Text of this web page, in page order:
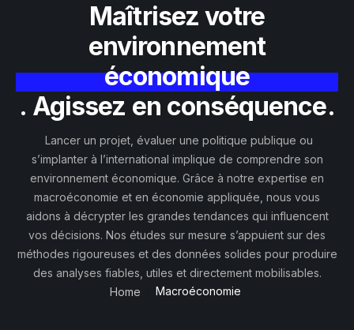
Maîtrisez votre
environnement
économique
. Agissez en conséquence.
Lancer un projet, évaluer une politique publique ou
s’implanter à l’international implique de comprendre son
environnement économique. Grâce à notre expertise en
macroéconomie et en économie appliquée, nous vous
aidons à décrypter les grandes tendances qui influencent
vos décisions. Nos études sur mesure s’appuient sur des
méthodes rigoureuses et des données solides pour produire
des analyses fiables, utiles et directement mobilisables.
Home
Macroéconomie